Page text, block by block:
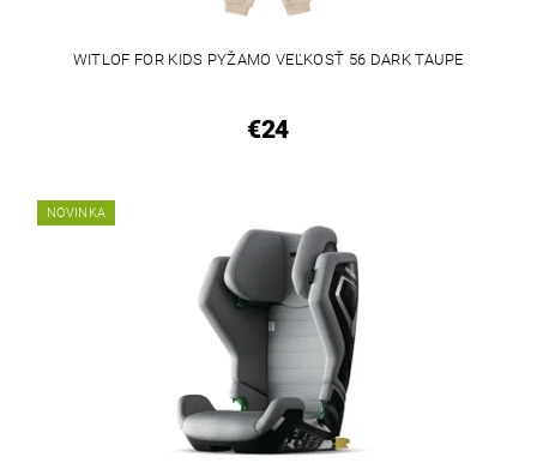
WITLOF FOR KIDS PYŽAMO VEĽKOSŤ 56 DARK TAUPE
€24
NOVINKA